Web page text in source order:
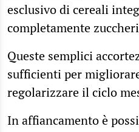
esclusivo di cereali
completamente
Queste semplici
sufficienti per
regolarizzare il ciclo
In affiancamento è